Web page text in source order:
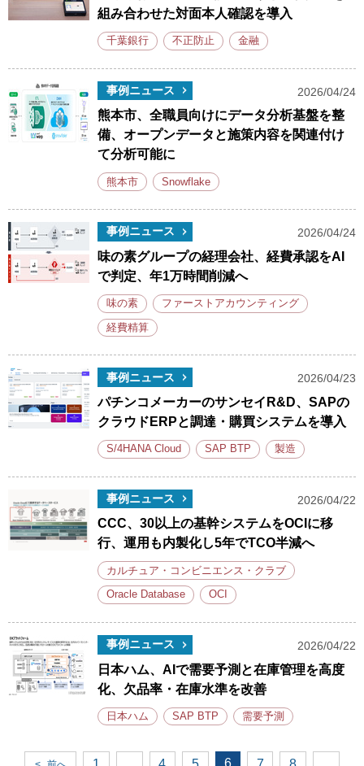
組み合わせた対面本人確認を導入
千葉銀行 不正防止 金融
事例ニュース 2026/04/24
熊本市、全職員向けにデータ分析基盤を整
備、オープンデータと施策内容を関連付け
て分析可能に
熊本市 Snowflake
事例ニュース 2026/04/24
味の素グループの経理会社、経費承認をAI
で判定、年1万時間削減へ
味の素 ファーストアカウンティング
経費精算
事例ニュース 2026/04/23
パチンコメーカーのサンセイR&D、SAPの
クラウドERPと調達・購買システムを導入
S/4HANA Cloud SAP BTP 製造
事例ニュース 2026/04/22
CCC、30以上の基幹システムをOCIに移
行、運用も内製化し5年でTCO半減へ
カルチュア・コンビニエンス・クラブ
Oracle Database OCI
事例ニュース 2026/04/22
日本ハム、AIで需要予測と在庫管理を高度
化、欠品率・在庫水準を改善
日本ハム SAP BTP 需要予測